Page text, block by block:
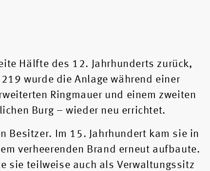
Hälfte des 12. Jahrhunderts zurück,
wurde die Anlage während einer
Ringmauer und einem zweiten
Burg – wieder neu errichtet.
Besitzer. Im 15. Jahrhundert kam sie in
verheerenden Brand erneut aufbaute.
sie teilweise auch als Verwaltungssitz